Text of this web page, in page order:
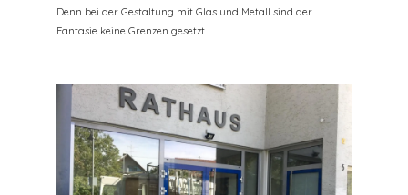
Denn bei der Gestaltung mit Glas und Metall sind der
Fantasie keine Grenzen gesetzt.